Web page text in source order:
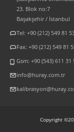
23. Blok no:7
Başakşehir / İstanbul
Tel: +90 (212) 549 81
Fax: +90 (212) 549 81
Gsm: +90 (543) 611 31
info@huray.com.tr
Copyright